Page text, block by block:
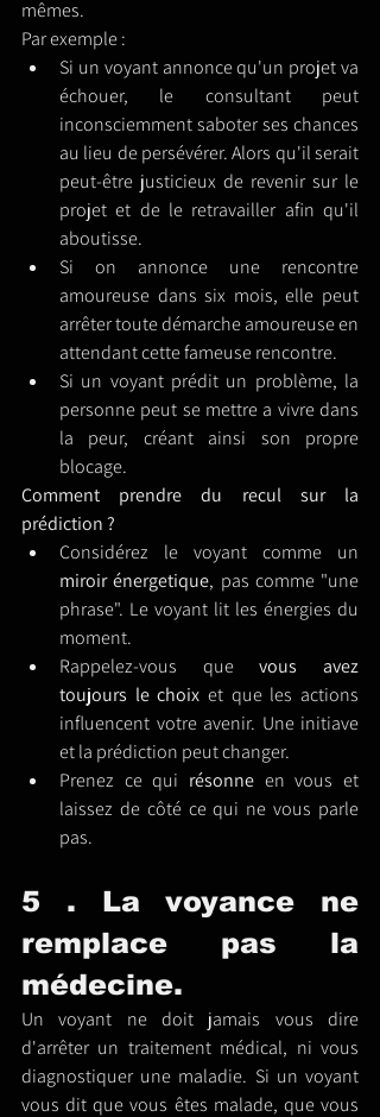
mêmes.
Par exemple :
Si un voyant annonce qu'un projet va
échouer, le consultant peut
inconsciemment saboter ses chances
au lieu de persévérer. Alors qu'il serait
peut-être justicieux de revenir sur le
projet et de le retravailler afin qu'il
aboutisse.
Si on annonce une rencontre
amoureuse dans six mois, elle peut
arrêter toute démarche amoureuse en
attendant cette fameuse rencontre.
Si un voyant prédit un problème, la
personne peut se mettre a vivre dans
la peur, créant ainsi son propre
blocage.
Comment prendre du recul sur la
prédiction ?
miroir énergetique, pas comme "une
phrase". Le voyant lit les énergies du
moment.
Rappelez-vous que vous avez
toujours le choix et que les actions
influencent votre avenir. Une initiave
et la prédiction peut changer.
Prenez ce qui résonne en vous et
laissez de côté ce qui ne vous parle
pas.
5 . La voyance ne
remplace pas la
médecine.
Un voyant ne doit jamais vous dire
d'arrêter un traitement médical, ni vous
diagnostiquer une maladie. Si un voyant
vous dit que vous êtes malade, que vous